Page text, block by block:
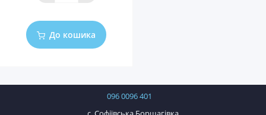
До кошика
096 0096 401